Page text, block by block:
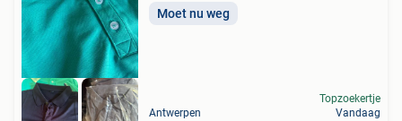
Moet nu weg
Antwerpen
Topzoekertje
Vandaag